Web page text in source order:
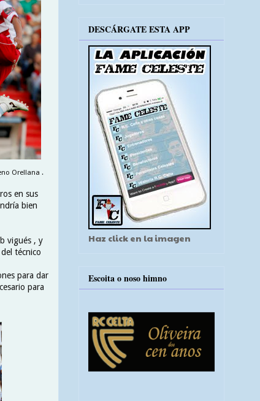
Orellana .
en sus
bien
vigués , y
técnico
para dar
para
DESCÁRGATE ESTA APP
Haz click en la imagen
Escoita o noso himno